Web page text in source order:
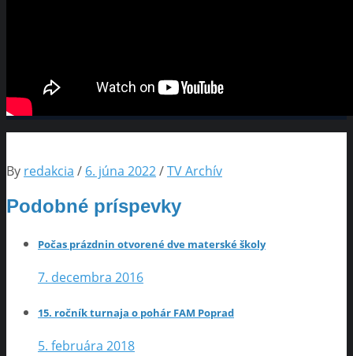
By redakcia / 6. júna 2022/TV Archív
Podobné príspevky
Počas prázdnin otvorené dve materské školy
7. decembra 2016
15. ročník turnaja o pohár FAM Poprad
5. februára 2018